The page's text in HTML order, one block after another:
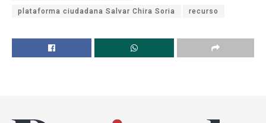
plataforma ciudadana Salvar Chira Soria recurso